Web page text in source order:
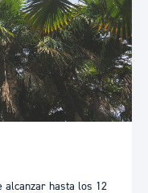
alcanzar hasta los 12